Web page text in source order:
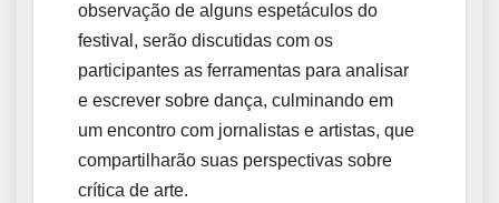
observação de alguns espetáculos do
festival, serão discutidas com os
participantes as ferramentas para analisar
e escrever sobre dança, culminando em
um encontro com jornalistas e artistas, que
compartilharão suas perspectivas sobre
crítica de arte.